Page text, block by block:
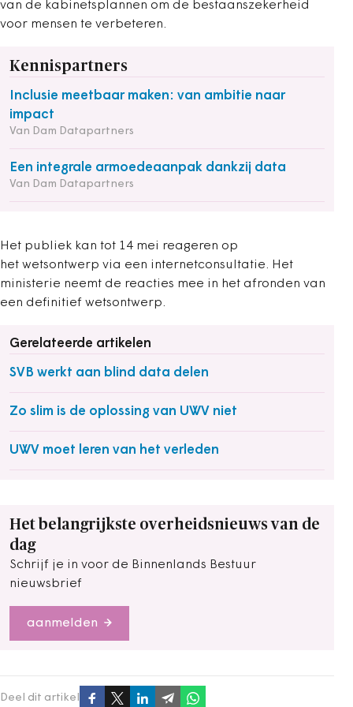
van de kabinetsplannen om de bestaanszekerheid
voor mensen te verbeteren.
Kennispartners
Inclusie meetbaar maken: van ambitie naar
impact
Van Dam Datapartners
Een integrale armoedeaanpak dankzij data
Van Dam Datapartners
Het publiek kan tot 14 mei reageren op
het wetsontwerp via een internetconsultatie. Het
ministerie neemt de reacties mee in het afronden van
een definitief wetsontwerp.
Gerelateerde artikelen
SVB werkt aan blind data delen
Zo slim is de oplossing van UWV niet
UWV moet leren van het verleden
Het belangrijkste overheidsnieuws van de
dag
Schrijf je in voor de Binnenlands Bestuur
nieuwsbrief
aanmelden
Deel dit artikel